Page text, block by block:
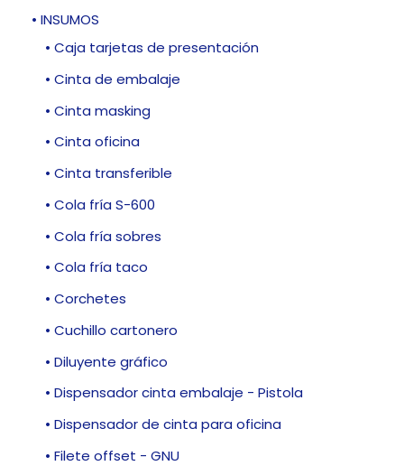
• INSUMOS
• Caja tarjetas de presentación
• Cinta de embalaje
• Cinta masking
• Cinta oficina
• Cinta transferible
• Cola fría S-600
• Cola fría sobres
• Cola fría taco
• Corchetes
• Cuchillo cartonero
• Diluyente gráfico
• Dispensador cinta embalaje - Pistola
• Dispensador de cinta para oficina
• Filete offset - GNU